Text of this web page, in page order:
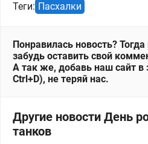
Теги: Пасхалки
Понравилась новость?
забудь оставить свой
А так же, добавь наш сайт
Ctrl+D), не теряй нас.
Другие новости День
танков